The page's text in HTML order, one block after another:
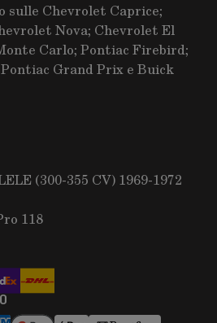
sulle Chevrolet Caprice;
Nova; Chevrolet El
Carlo; Pontiac Firebird;
Grand Prix e Buick
(300-355 CV) 1969-1972
118